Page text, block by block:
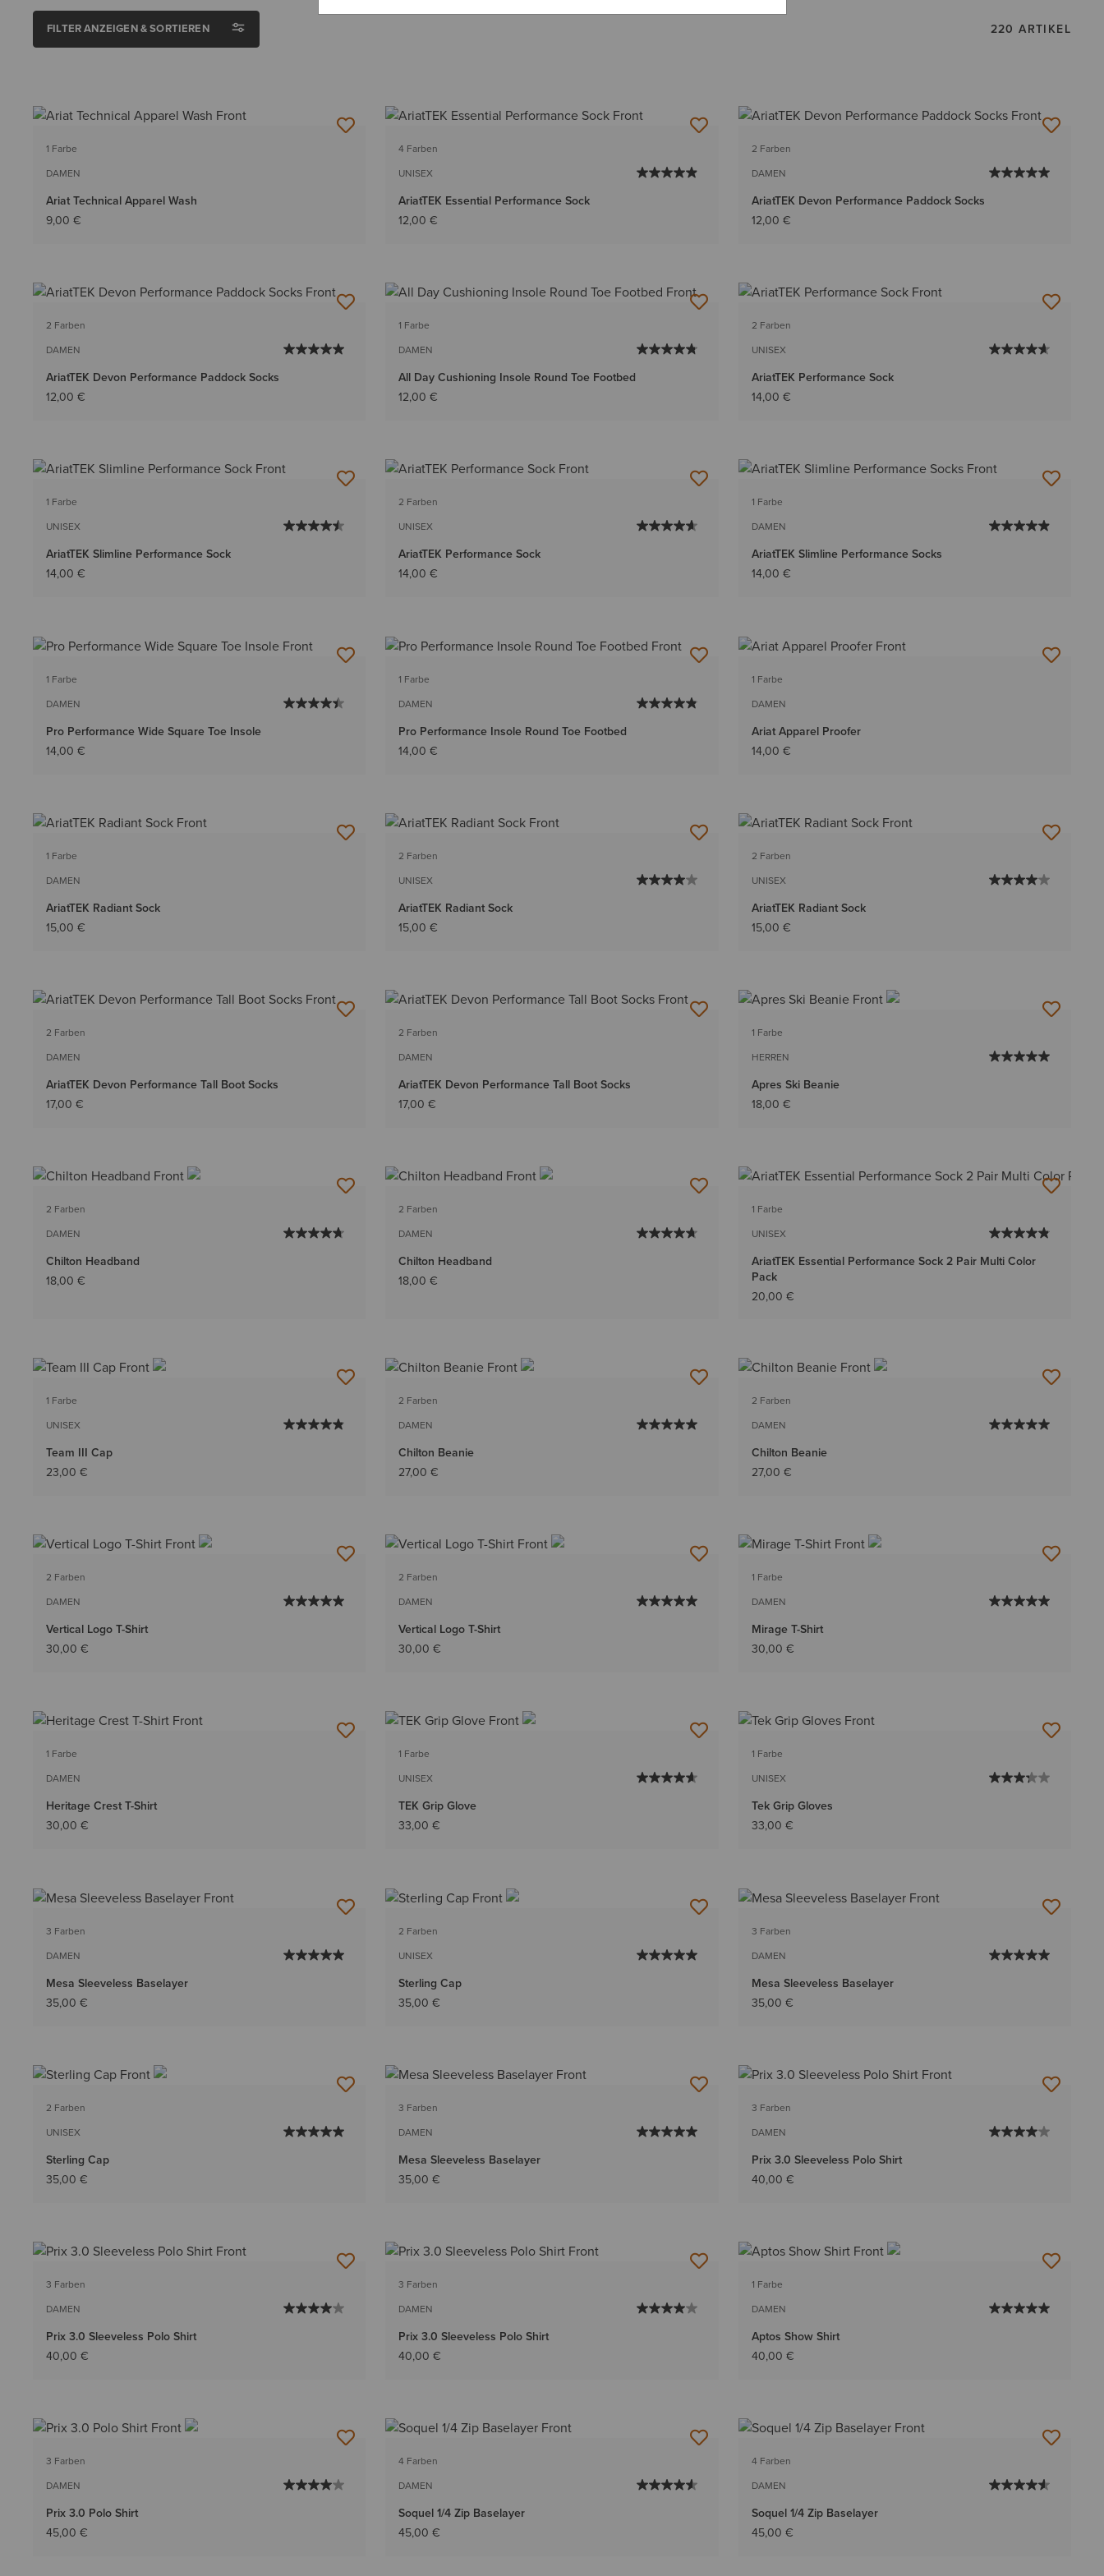
FILTER ANZEIGEN & SORTIEREN 220 ARTIKEL
1 Farbe
DAMEN
Ariat Technical Apparel Wash
9,00 €
4 Farben
UNISEX
AriatTEK Essential Performance Sock
12,00 €
2 Farben
DAMEN
AriatTEK Devon Performance Paddock Socks
12,00 €
2 Farben
DAMEN
AriatTEK Devon Performance Paddock Socks
12,00 €
1 Farbe
DAMEN
All Day Cushioning Insole Round Toe Footbed
12,00 €
2 Farben
UNISEX
AriatTEK Performance Sock
14,00 €
1 Farbe
UNISEX
AriatTEK Slimline Performance Sock
14,00 €
2 Farben
UNISEX
AriatTEK Performance Sock
14,00 €
1 Farbe
DAMEN
AriatTEK Slimline Performance Socks
14,00 €
1 Farbe
DAMEN
Pro Performance Wide Square Toe Insole
14,00 €
1 Farbe
DAMEN
Pro Performance Insole Round Toe Footbed
14,00 €
1 Farbe
DAMEN
Ariat Apparel Proofer
14,00 €
1 Farbe
DAMEN
AriatTEK Radiant Sock
15,00 €
2 Farben
UNISEX
AriatTEK Radiant Sock
15,00 €
2 Farben
UNISEX
AriatTEK Radiant Sock
15,00 €
2 Farben
DAMEN
AriatTEK Devon Performance Tall Boot Socks
17,00 €
2 Farben
DAMEN
AriatTEK Devon Performance Tall Boot Socks
17,00 €
1 Farbe
HERREN
Apres Ski Beanie
18,00 €
2 Farben
DAMEN
Chilton Headband
18,00 €
2 Farben
DAMEN
Chilton Headband
18,00 €
1 Farbe
UNISEX
AriatTEK Essential Performance Sock 2 Pair Multi Color
Pack
20,00 €
1 Farbe
UNISEX
Team III Cap
23,00 €
2 Farben
DAMEN
Chilton Beanie
27,00 €
2 Farben
DAMEN
Chilton Beanie
27,00 €
2 Farben
DAMEN
Vertical Logo T-Shirt
30,00 €
2 Farben
DAMEN
Vertical Logo T-Shirt
30,00 €
1 Farbe
DAMEN
Mirage T-Shirt
30,00 €
1 Farbe
DAMEN
Heritage Crest T-Shirt
30,00 €
1 Farbe
UNISEX
TEK Grip Glove
33,00 €
1 Farbe
UNISEX
Tek Grip Gloves
33,00 €
3 Farben
DAMEN
Mesa Sleeveless Baselayer
35,00 €
2 Farben
UNISEX
Sterling Cap
35,00 €
3 Farben
DAMEN
Mesa Sleeveless Baselayer
35,00 €
2 Farben
UNISEX
Sterling Cap
35,00 €
3 Farben
DAMEN
Mesa Sleeveless Baselayer
35,00 €
3 Farben
DAMEN
Prix 3.0 Sleeveless Polo Shirt
40,00 €
3 Farben
DAMEN
Prix 3.0 Sleeveless Polo Shirt
40,00 €
3 Farben
DAMEN
Prix 3.0 Sleeveless Polo Shirt
40,00 €
1 Farbe
DAMEN
Aptos Show Shirt
40,00 €
3 Farben
DAMEN
Prix 3.0 Polo Shirt
45,00 €
4 Farben
DAMEN
Soquel 1/4 Zip Baselayer
45,00 €
4 Farben
DAMEN
Soquel 1/4 Zip Baselayer
45,00 €